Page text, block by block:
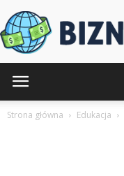
Strona główna Edukacja